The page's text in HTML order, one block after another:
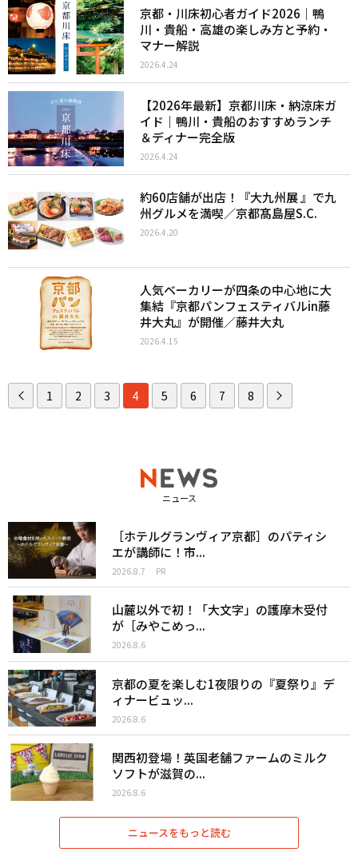
京都・川床初心者ガイド2026｜鴨
川・貴船・高雄の楽しみ方と予約・
マナー解説
2026.4.24
【2026年最新】京都川床・納涼床ガ
イド｜鴨川・貴船のおすすめランチ
＆ディナー完全版
2026.4.24
約60店舗が出店！『大九州展 』で九
州グルメを満喫／京都髙島屋S.C.
2026.4.20
人気ベーカリーが四条の中心地に大
集結『京都パンフェスティバルin藤
井大丸』が開催／藤井大丸
2026.4.15
1 2 3 4 5 6 7 8
ニュース
［ホテルグランヴィア京都］のパティシ
エが講師に！市...
2026.8.7 PR
山麓以外で初！「大文字」の護摩木受付
が［みやこめっ...
2026.8.6
京都の夏を楽しむ1夜限りの『夏祭り』デ
ィナービュッ...
2026.8.6
関西初登場！英国老舗ファームのミルク
ソフトが滋賀の...
2026.8.6
ニュースをもっと読む